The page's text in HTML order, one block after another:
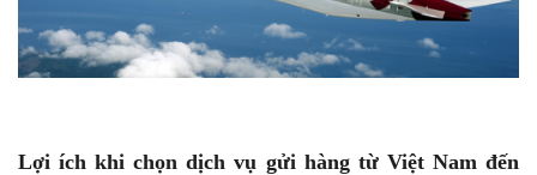
Lợi ích khi chọn dịch vụ gửi hàng từ Việt Nam đến